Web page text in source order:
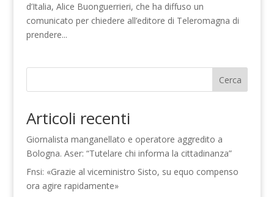
d’Italia, Alice Buonguerrieri, che ha diffuso un
comunicato per chiedere all’editore di Teleromagna di
prendere...
Cerca
Articoli recenti
Giornalista manganellato e operatore aggredito a
Bologna. Aser: “Tutelare chi informa la cittadinanza”
Fnsi: «Grazie al viceministro Sisto, su equo compenso
ora agire rapidamente»